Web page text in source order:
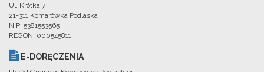
Ul. Krótka 7
21-311 Komarówka Podlaska
NIP: 5381553565
REGON: 000545811
E-DORĘCZENIA